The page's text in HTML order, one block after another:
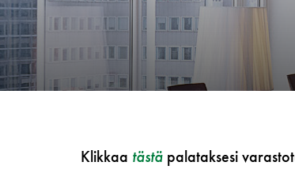
Klikkaa tästäpalataksesi